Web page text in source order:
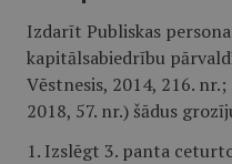
Izdarīt Publiskas
kapitālsabiedrību
Vēstnesis, 2014, 216.
2018, 57. nr.) šādus
1. Izslēgt 3. panta